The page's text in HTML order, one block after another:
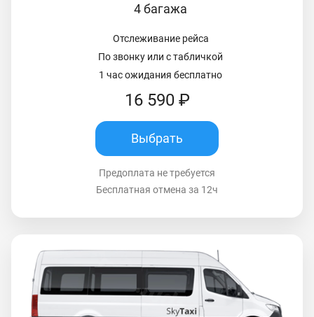
4 багажа
Отслеживание рейса
По звонку или с табличкой
1 час ожидания бесплатно
16 590 ₽
Выбрать
Предоплата не требуется
Бесплатная отмена за 12ч